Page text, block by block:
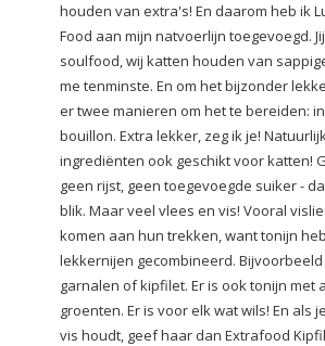
houden van extra's! En daarom heb ik
Food aan mijn natvoerlijn toegevoegd.
soulfood, wij katten houden van
me tenminste. En om het bijzonder
er twee manieren om het te bereiden:
bouillon. Extra lekker, zeg ik je!
ingrediënten ook geschikt voor katten!
geen rijst, geen toegevoegde suiker -
blik. Maar veel vlees en vis! Vooral
komen aan hun trekken, want tonijn
lekkernijen gecombineerd. Bijvoorbeeld
garnalen of kipfilet. Er is ook tonijn met
groenten. Er is voor elk wat wils! En als
vis houdt, geef haar dan Extrafood